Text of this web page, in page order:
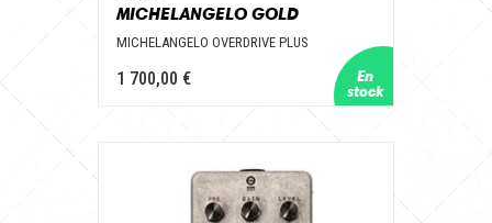
MICHELANGELO GOLD
MICHELANGELO OVERDRIVE PLUS
1 700,00 €